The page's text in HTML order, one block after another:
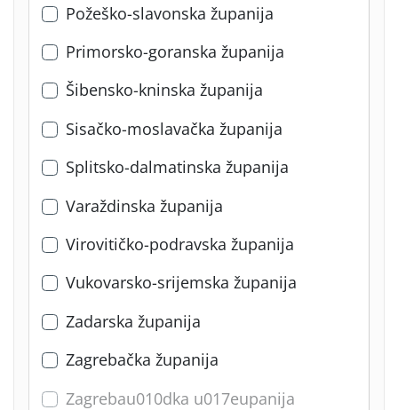
Požeško-slavonska županija
Primorsko-goranska županija
Šibensko-kninska županija
Sisačko-moslavačka županija
Splitsko-dalmatinska županija
Varaždinska županija
Virovitičko-podravska županija
Vukovarsko-srijemska županija
Zadarska županija
Zagrebačka županija
Zagrebau010dka u017eupanija